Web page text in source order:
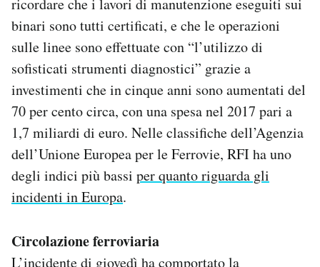
ricordare che i lavori di manutenzione eseguiti sui
binari sono tutti certificati, e che le operazioni
sulle linee sono effettuate con “l’utilizzo di
sofisticati strumenti diagnostici” grazie a
investimenti che in cinque anni sono aumentati del
70 per cento circa, con una spesa nel 2017 pari a
1,7 miliardi di euro. Nelle classifiche dell’Agenzia
dell’Unione Europea per le Ferrovie, RFI ha uno
degli indici più bassi per quanto riguarda gli
incidenti in Europa.
Circolazione ferroviaria
L’incidente di giovedì ha comportato la